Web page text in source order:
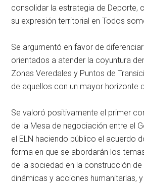
consolidar la estrategia de Deporte,
su expresión territorial en Todos
Se argumentó en favor de
orientados a atender la coyuntura
Zonas Veredales y Puntos de
de aquellos con un mayor horizonte
Se valoró positivamente el primer
de la Mesa de negociación entre el
el ELN haciendo público el acuerdo
forma en que se abordarán los
de la sociedad en la construcción de
dinámicas y acciones humanitarias,